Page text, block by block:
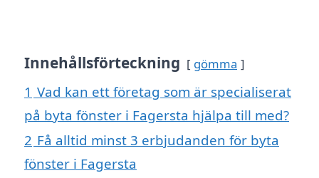
Innehållsförteckning gömma
1 Vad kan ett företag som är specialiserat
på byta fönster i Fagersta hjälpa till med?
2 Få alltid minst 3 erbjudanden för byta
fönster i Fagersta